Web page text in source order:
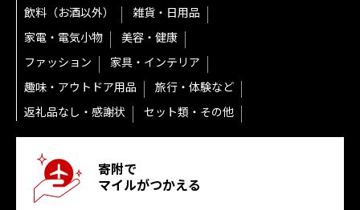
飲料（お酒以外）
雑貨・日用品
家電・電気小物
美容・健康
ファッション
家具・インテリア
趣味・アウトドア用品
旅行・体験など
返礼品なし・感謝状
セット類・その他
寄附で
マイルがつかえる